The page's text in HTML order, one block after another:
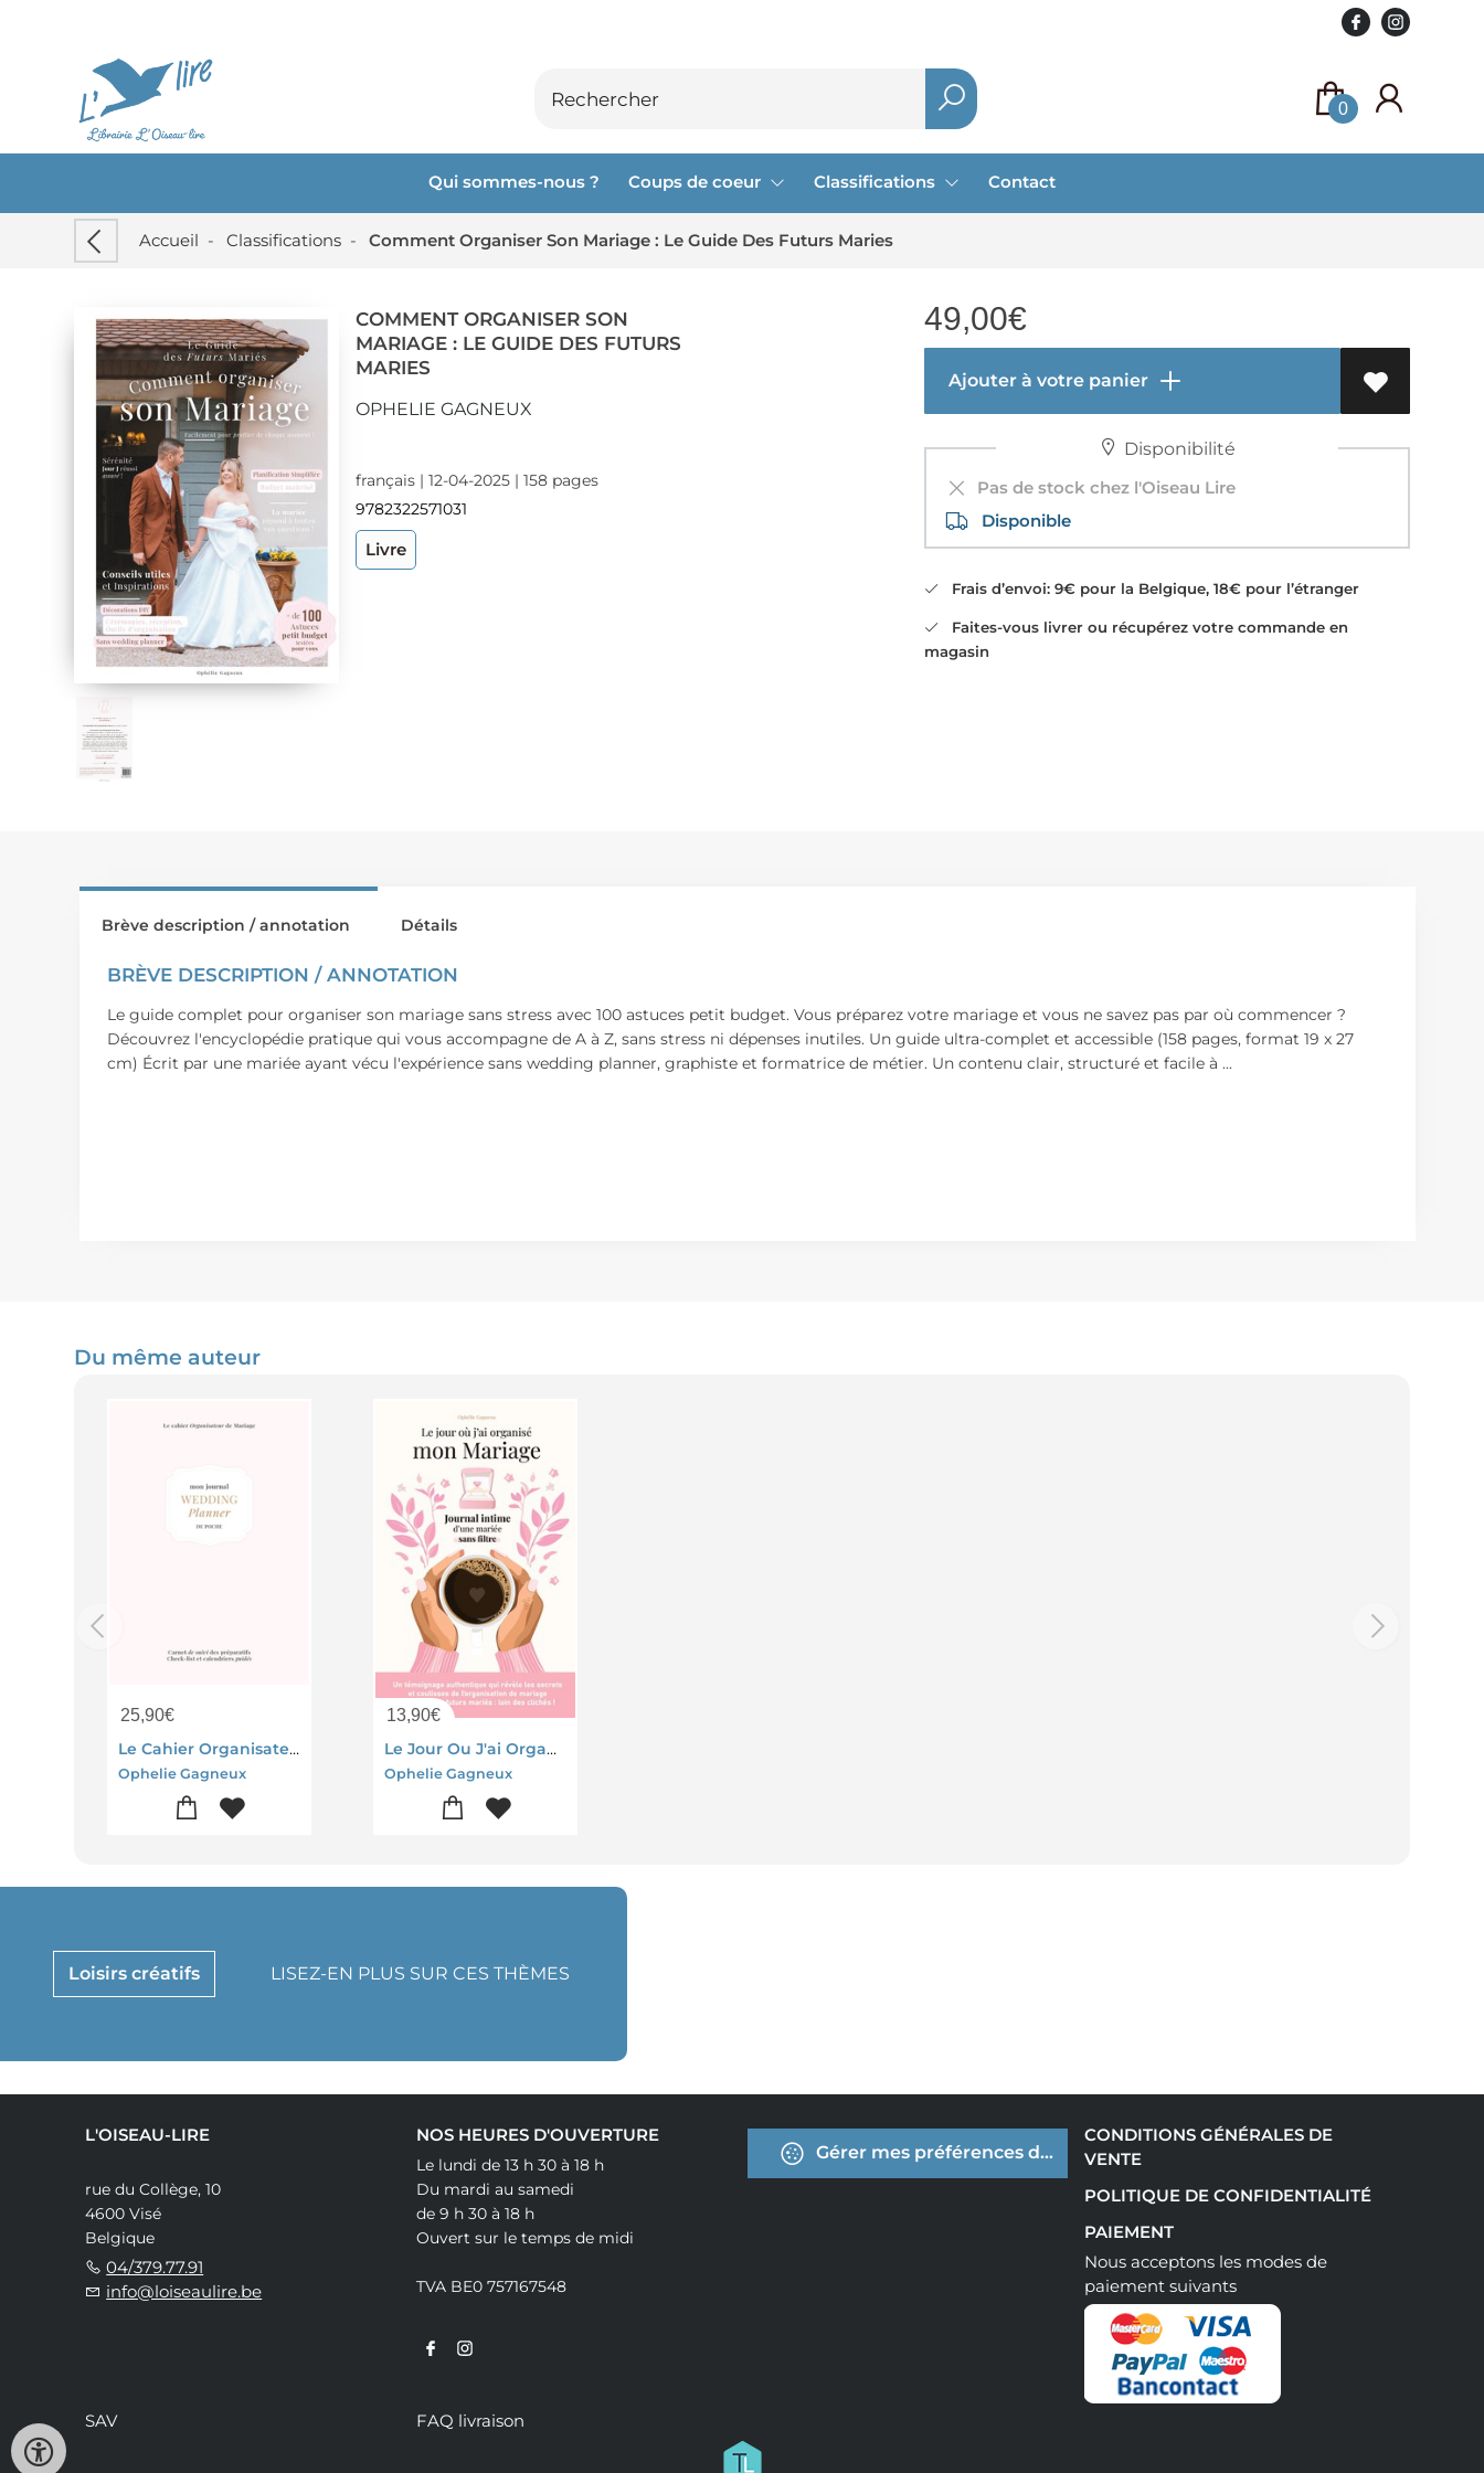
0
Qui sommes-nous ? Coups de coeur Classifications Contact
Accueil - Classifications - Comment Organiser Son Mariage : Le Guide Des Futurs Maries
COMMENT ORGANISER SON
MARIAGE : LE GUIDE DES FUTURS
MARIES
OPHELIE GAGNEUX
français | 12-04-2025 | 158 pages
9782322571031
Livre
49,00€
Ajouter à votre panier
Disponibilité
Pas de stock chez l'Oiseau Lire
Disponible
Frais d’envoi: 9€ pour la Belgique, 18€ pour l’étranger
Faites-vous livrer ou récupérez votre commande en
magasin
Brève description / annotation
BRÈVE DESCRIPTION / ANNOTATION
Le guide complet pour organiser son mariage sans stress avec 100 astuces petit budget. Vous préparez votre mariage et vous ne savez pas par où commencer ?
Découvrez l'encyclopédie pratique qui vous accompagne de A à Z, sans stress ni dépenses inutiles. Un guide ultra-complet et accessible (158 pages, format 19 x 27
cm) Écrit par une mariée ayant vécu l'expérience sans wedding planner, graphiste et formatrice de métier. Un contenu clair, structuré et facile à...
Détails
Du même auteur
25,90€
Le Cahier Organisateur De Mariage : Mon Journal Wedding Planner De Poche
Ophelie Gagneux
13,90€
Le Jour Ou J'ai Organise Mon Mariage : Journal Intime D'une Mariee Sans Filtre
Ophelie Gagneux
Loisirs créatifs LISEZ-EN PLUS SUR CES THÈMES
L'OISEAU-LIRE
rue du Collège, 10
4600 Visé
Belgique
04/379.77.91
info@loiseaulire.be
NOS HEURES D'OUVERTURE
Le lundi de 13 h 30 à 18 h
Du mardi au samedi
de 9 h 30 à 18 h
Ouvert sur le temps de midi
TVA BE0 757167548
Gérer mes préférences de cookies
CONDITIONS GÉNÉRALES DE
VENTE
POLITIQUE DE CONFIDENTIALITÉ
PAIEMENT
Nous acceptons les modes de
paiement suivants
SAV FAQ livraison